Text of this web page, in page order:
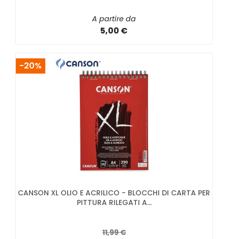
A partire da
5,00 €
CANSON XL OLIO E ACRILICO - BLOCCHI DI CARTA PER
PITTURA RILEGATI A...
11,99 €
-20%